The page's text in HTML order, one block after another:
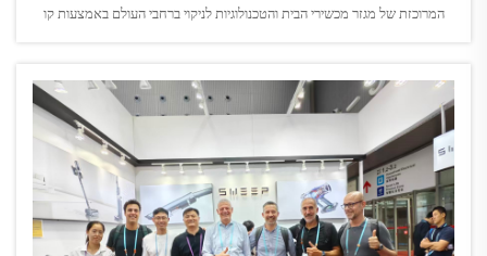
המרוכזת של מגזר מכשירי הבית והטכנולוגיות לניקוי ברחבי העולם באמצעות קו